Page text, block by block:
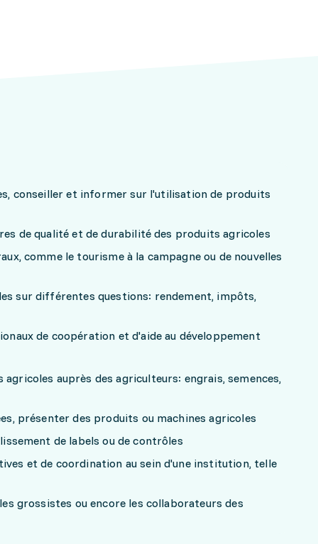
conseiller et informer sur l'utilisation de produits
de qualité et de durabilité des produits agricoles
comme le tourisme à la campagne ou de nouvelles
sur différentes questions: rendement, impôts,
de coopération et d'aide au développement
auprès des agriculteurs: engrais, semences,
présenter des produits ou machines agricoles
de labels ou de contrôles
et de coordination au sein d'une institution, telle
grossistes ou encore les collaborateurs des